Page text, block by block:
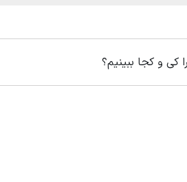
کی و کجا ببینیم؟